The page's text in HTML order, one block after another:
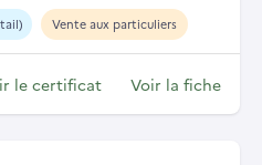
Vente aux particuliers
le certificat Voir la fiche